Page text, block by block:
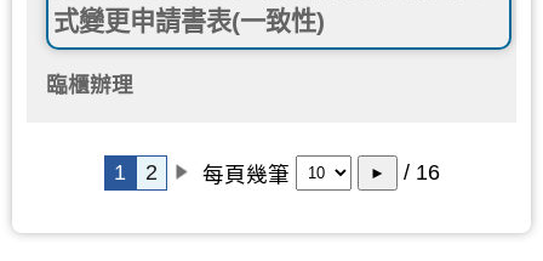
式變更申請書表(一致性)
臨櫃辦理
1 2 每頁幾筆 ► / 16